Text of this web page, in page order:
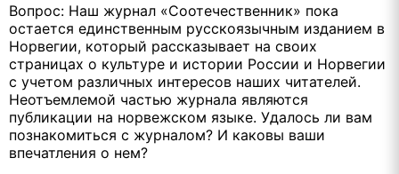
Вопрос: Наш журнал «Соотечественник» пока
остается единственным русскоязычным изданием в
Норвегии, который рассказывает на своих
страницах о культуре и истории России и Норвегии
с учетом различных интересов наших читателей.
Неотъемлемой частью журнала являются
публикации на норвежском языке. Удалось ли вам
познакомиться с журналом? И каковы ваши
впечатления о нем?